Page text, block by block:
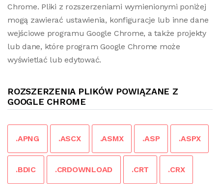
Chrome. Pliki z rozszerzeniami wymienionymi poniżej
mogą zawierać ustawienia, konfiguracje lub inne dane
wejściowe programu Google Chrome, a także projekty
lub dane, które program Google Chrome może
wyświetlać lub edytować.
ROZSZERZENIA PLIKÓW POWIĄZANE Z
GOOGLE CHROME
.APNG .ASCX .ASMX .ASP .ASPX
.BDIC .CRDOWNLOAD .CRT .CRX